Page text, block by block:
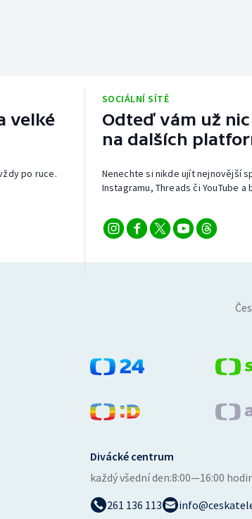
velké
po ruce.
SOCIÁLNÍ SÍTĚ
Odteď vám už
na dalších
Nenechte si nikde ujít nejnovější
Instagramu, Threads či YouTube
Divácké centrum
každý všední den:8:00—16:00
261 136 113